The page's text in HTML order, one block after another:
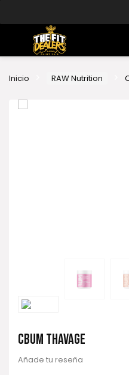
Inicio RAW Nutrition
CBUM THAVAGE
Añade tu reseña